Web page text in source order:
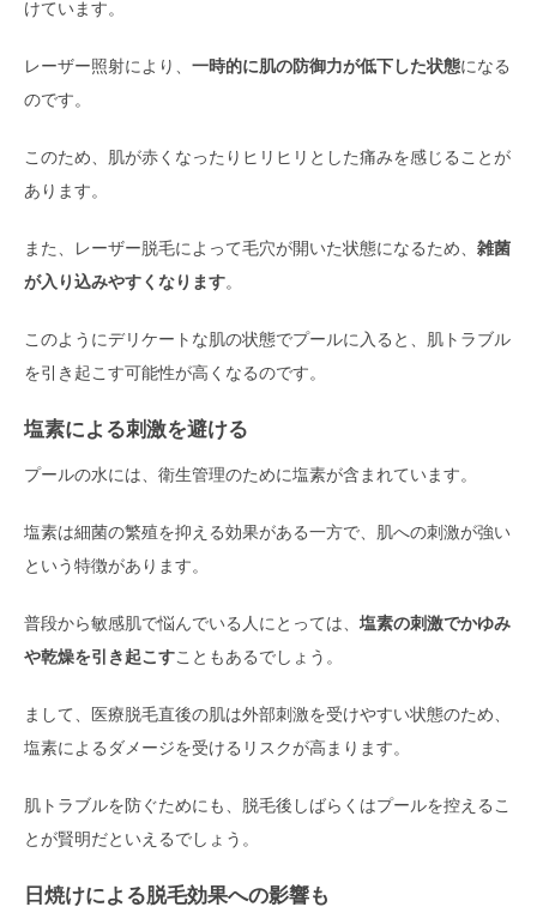
けています。
レーザー照射により、 一時的に肌の防御力が低下した状態になる
のです。
このため、肌が赤くなったりヒリヒリとした痛みを感じることが
あります。
また、レーザー脱毛によって毛穴が開いた状態になるため、 雑菌
が入り込みやすくなります。
このようにデリケートな肌の状態でプールに入ると、肌トラブル
を引き起こす可能性が高くなるのです。
塩素による刺激を避ける
プールの水には、衛生管理のために塩素が含まれています。
塩素は細菌の繁殖を抑える効果がある一方で、肌への刺激が強い
という特徴があります。
普段から敏感肌で悩んでいる人にとっては、 塩素の刺激でかゆみ
や乾燥を引き起こすこともあるでしょう。
まして、医療脱毛直後の肌は外部刺激を受けやすい状態のため、
塩素によるダメージを受けるリスクが高まります。
肌トラブルを防ぐためにも、脱毛後しばらくはプールを控えるこ
とが賢明だといえるでしょう。
日焼けによる脱毛効果への影響も